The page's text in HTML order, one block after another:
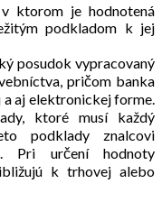
ktorom je hodnotená
podkladom k jej
posudok vypracovaný
pričom banka
a aj elektronickej forme.
ktoré musí každý
podklady znalcovi
Pri určení hodnoty
k trhovej alebo